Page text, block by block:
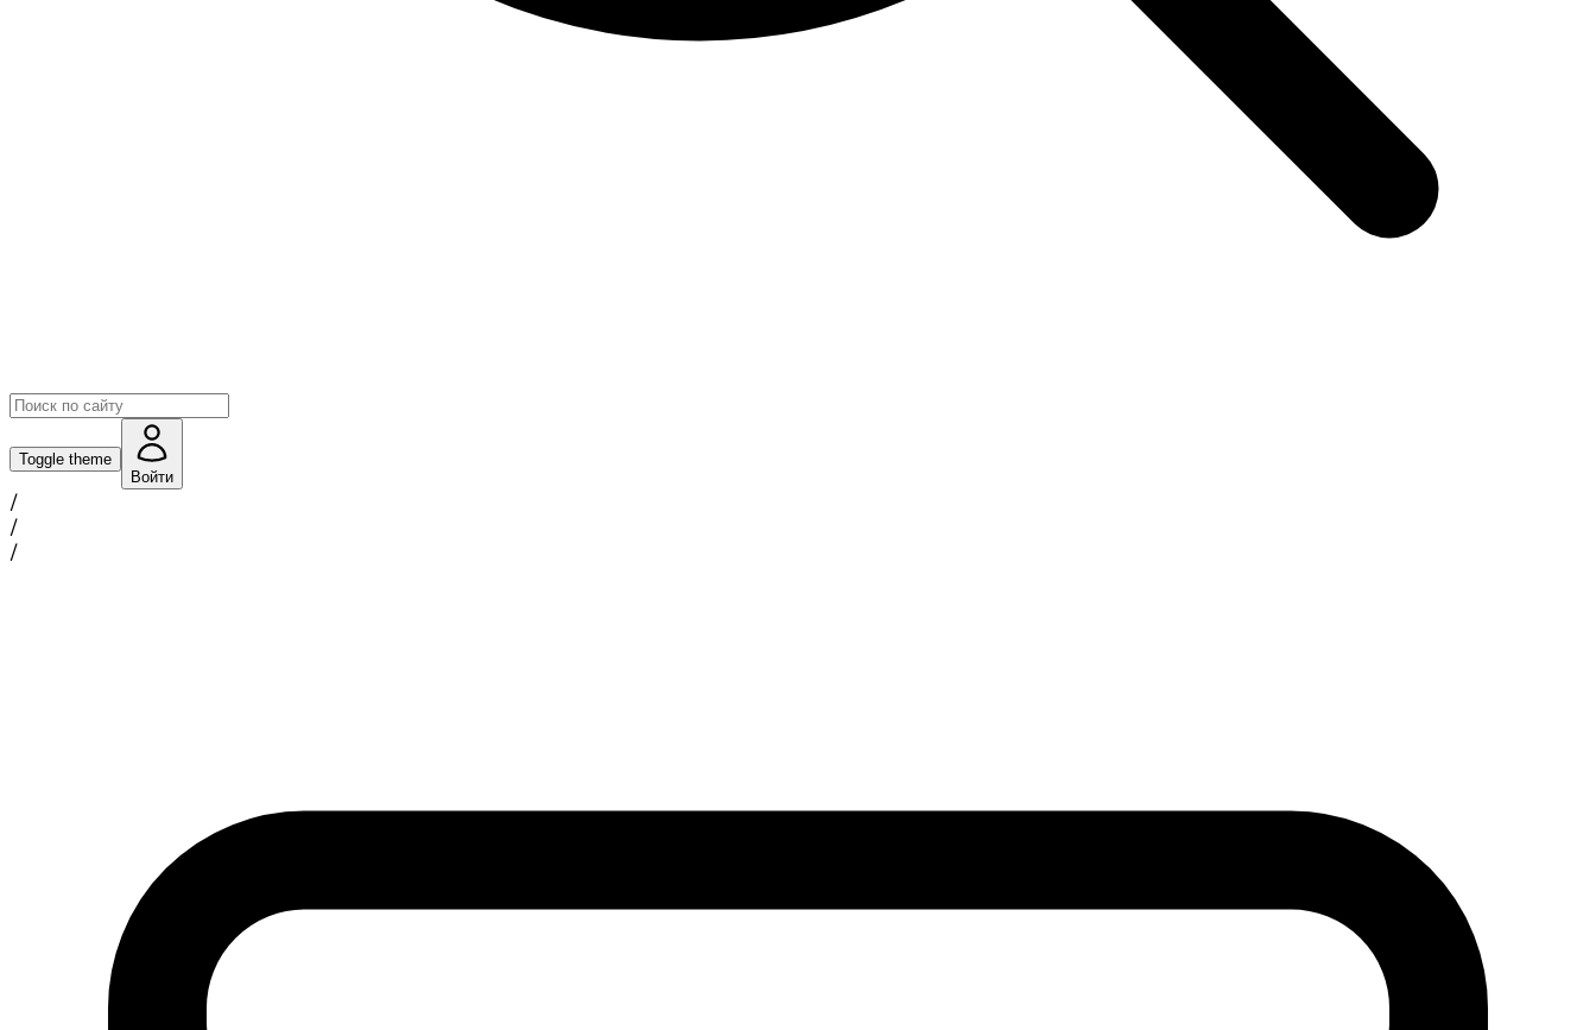
Toggle theme
Войти
/
/
/